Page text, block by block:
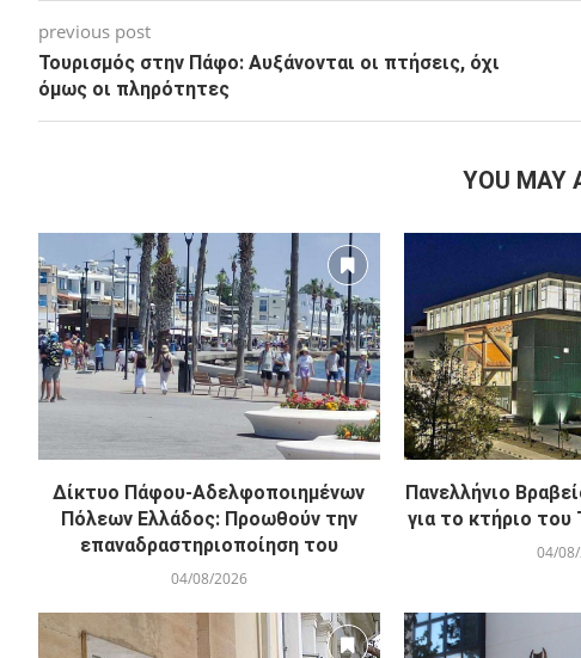
previous post
Τουρισμός στην Πάφο: Αυξάνονται οι πτήσεις, όχι
όμως οι πληρότητες
YOU MAY
Δίκτυο Πάφου-Αδελφοποιημένων
Πόλεων Ελλάδος: Προωθούν την
επαναδραστηριοποίηση του
04/08/2026
Πανελλήνιο
για το κτήριο
04/